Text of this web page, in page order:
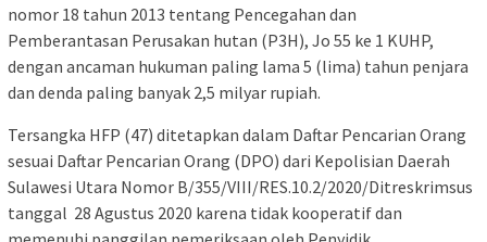
nomor 18 tahun 2013 tentang Pencegahan dan
Pemberantasan Perusakan hutan (P3H), Jo 55 ke 1 KUHP,
dengan ancaman hukuman paling lama 5 (lima) tahun penjara
dan denda paling banyak 2,5 milyar rupiah.
Tersangka HFP (47) ditetapkan dalam Daftar Pencarian Orang
sesuai Daftar Pencarian Orang (DPO) dari Kepolisian Daerah
Sulawesi Utara Nomor B/355/VIII/RES.10.2/2020/Ditreskrimsus
tanggal 28 Agustus 2020 karena tidak kooperatif dan